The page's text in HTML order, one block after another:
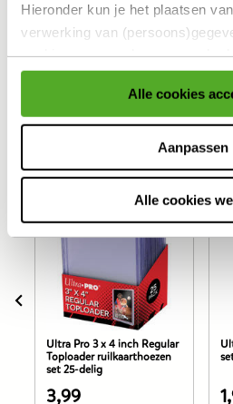
Hieronder kun je het plaatsen
verwerking van
cookies voor eerder genoemde
verzameld accepteren of
Voor meer informatie over cookies
Alle cookies
Aanpassen
Alle cookies
Productomschrijving
Anderen bekeken ook
Ultra Pro 3 x 4 inch Regular
Toploader ruilkaarthoezen
set 25-delig
3,99